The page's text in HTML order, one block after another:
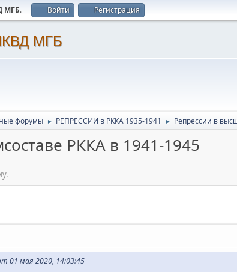
МГБ. Войти Регистрация
форумы ► РЕПРЕССИИ в РККА 1935-1941 ► Репрессии в
РККА в 1941-1945
01 мая 2020, 14:03:45